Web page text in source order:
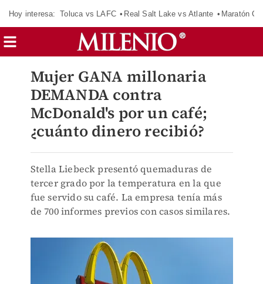
Hoy interesa: Toluca vs LAFC Real Salt Lake vs Atlante Maratón
Mujer GANA millonaria
DEMANDA contra
McDonald's por un café;
¿cuánto dinero recibió?
Stella Liebeck presentó quemaduras de
tercer grado por la temperatura en la que
fue servido su café. La empresa tenía más
de 700 informes previos con casos similares.